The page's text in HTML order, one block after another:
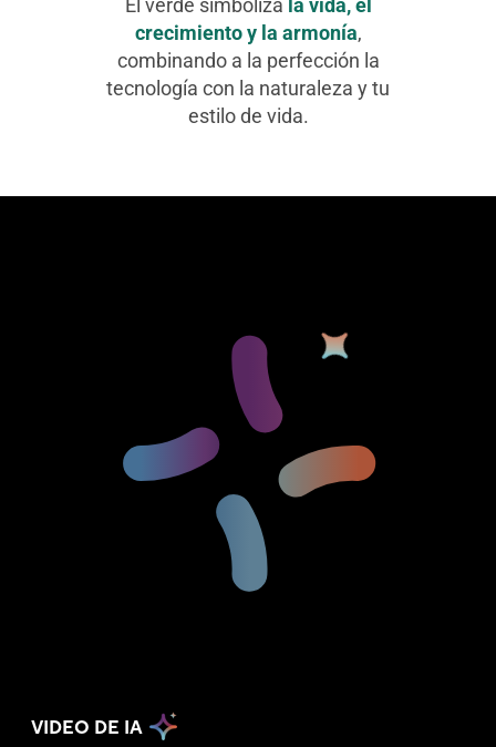
El verde simboliza la vida, el
crecimiento y la armonía,
combinando a la perfección la
tecnología con la naturaleza y tu
estilo de vida.
VIDEO DE IA